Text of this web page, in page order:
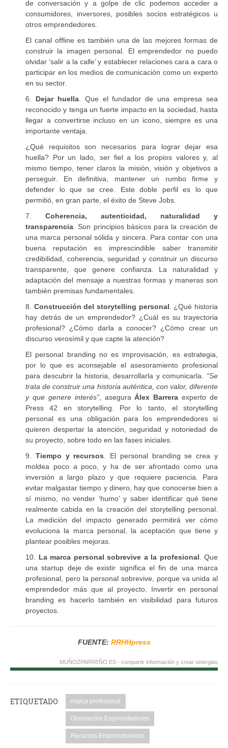
de conversación y a golpe de clic podemos acceder a
consumidores, inversores, posibles socios estratégicos u
otros emprendedores.
El canal offline es también una de las mejores formas de
construir la imagen personal. El emprendedor no puedo
olvidar ‘salir a la calle’ y establecer relaciones cara a cara o
participar en los medios de comunicación como un experto
en su sector.
6. Dejar huella. Que el fundador de una empresa sea
reconocido y tenga un fuerte impacto en la sociedad, hasta
llegar a convertirse incluso en un icono, siempre es una
importante ventaja.
¿Qué requisitos son necesarios para lograr dejar esa
huella? Por un lado, ser fiel a los propios valores y, al
mismo tiempo, tener claros la misión, visión y objetivos a
perseguir. En definitiva, mantener un rumbo firme y
defender lo que se cree. Este doble perfil es lo que
permitió, en gran parte, el éxito de Steve Jobs.
7. Coherencia, autenticidad, naturalidad y
transparencia . Son principios básicos para la creación de
una marca personal sólida y sincera. Para contar con una
buena reputación es imprescindible saber transmitir
credibilidad, coherencia, seguridad y construir un discurso
transparente, que genere confianza. La naturalidad y
adaptación del mensaje a nuestras formas y maneras son
también premisas fundamentales.
8. Construcción del storytelling personal . ¿Qué historia
hay detrás de un emprendedor? ¿Cuál es su trayectoria
profesional? ¿Cómo darla a conocer? ¿Cómo crear un
discurso verosímil y que capte la atención?
El personal branding no es improvisación, es estrategia,
por lo que es aconsejable el asesoramiento profesional
para descubrir la historia, desarrollarla y comunicarla. “Se
trata de construir una historia auténtica, con valor, diferente
y que genere interés”, aseguraÁlex Barrera experto de
Press 42 en storytelling. Por lo tanto, el storytelling
personal es una obligación para los emprendedores si
quieren despertar la atención, seguridad y notoriedad de
su proyecto, sobre todo en las fases iniciales.
9. Tiempo y recursos . El personal branding se crea y
moldea poco a poco, y ha de ser afrontado como una
inversión a largo plazo y que requiere paciencia. Para
evitar malgastar tiempo y dinero, hay que conocerse bien a
sí mismo, no vender ‘humo’ y saber identificar qué tiene
realmente cabida en la creación del storytelling personal.
La medición del impacto generado permitirá ver cómo
evoluciona la marca personal, la aceptación que tiene y
plantear posibles mejoras.
10. La marca personal sobrevive a la profesional . Que
una startup deje de existir significa el fin de una marca
profesional, pero la personal sobrevive, porque va unida al
emprendedor más que al proyecto. Invertir en personal
branding es hacerlo también en visibilidad para futuros
proyectos.
FUENTE: RRHHpress
MUÑOZPARREÑO.ES - compartir información y crear sinergias
ETIQUETADO marca profesional
Orientación Emprendedores
Recursos Emprendimiento